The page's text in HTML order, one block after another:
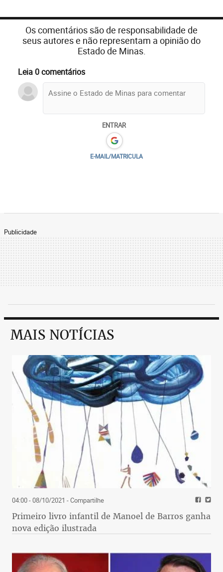
Os comentários são de responsabilidade de
seus autores e não representam a opinião do
Estado de Minas.
Leia 0 comentários
ENTRAR
E-MAIL/MATRICULA
Publicidade
MAIS NOTÍCIAS
04:00 - 08/10/2021 - Compartilhe
Primeiro livro infantil de Manoel de Barros ganha
nova edição ilustrada